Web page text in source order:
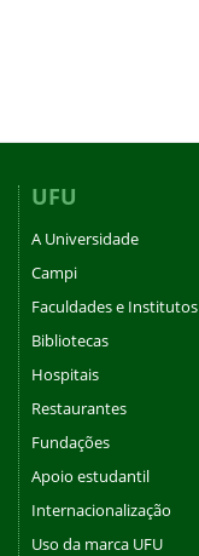
UFU
A Universidade
Campi
Faculdades e Institutos
Bibliotecas
Hospitais
Restaurantes
Fundações
Apoio estudantil
Internacionalização
Uso da marca UFU